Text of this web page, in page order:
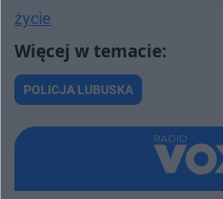
życie
POLICJA LUBUSKA